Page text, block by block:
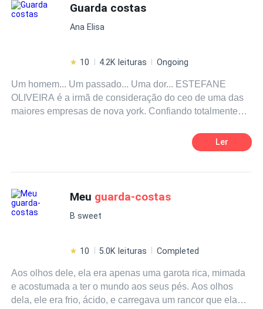
Guarda costas
Ana Elisa
10 4.2K leituras Ongoing
Um homem... Um passado... Uma dor... ESTEFANE
OLIVEIRA é a irmã de consideração do ceo de uma das
maiores empresas de nova york. Confiando totalmente
projeto, onde se ela falhar... será a ruína da empresa. Ela
sairá em uma viajem com o melhor guarda costas da
realmente é james willian?
Ler
Meu guarda-costas
B sweet
10 5.0K leituras Completed
Aos olhos dele, ela era apenas uma garota rica, mimada
e acostumada a ter o mundo aos seus pés. Aos olhos
dela, ele era frio, ácido, e carregava um rancor que ela